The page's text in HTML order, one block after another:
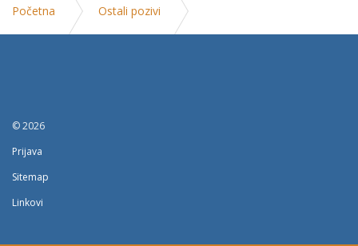
Početna Ostali pozivi
© 2026
Prijava
Sitemap
Linkovi